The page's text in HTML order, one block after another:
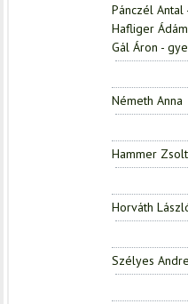
Pánczél Antal
Hafliger
Gál Áron -
Németh Anna
Hammer
Horváth
Szélyes